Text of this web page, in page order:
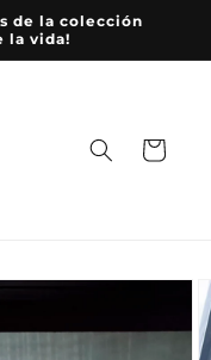
de la colección
la vida!
Carrito